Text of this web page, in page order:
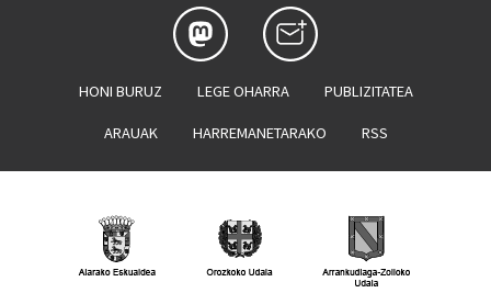
HONI BURUZ LEGE OHARRA PUBLIZITATEA
ARAUAK HARREMANETARAKO RSS